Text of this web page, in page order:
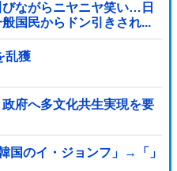
びながらニヤニヤ笑い…日
国民からドン引きされ...
乱獲
府へ多文化共生実現を要
国のイ・ジョンフ」→「」